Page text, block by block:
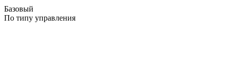
Базовый
По типу управления